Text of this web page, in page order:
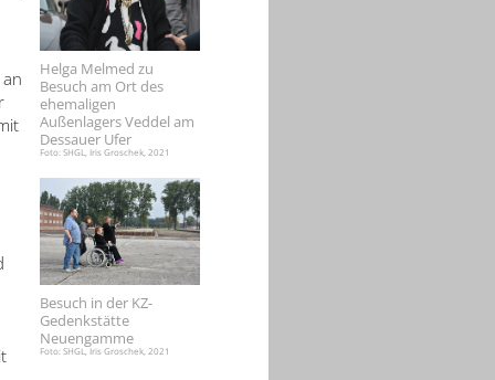
Helga Melmed zu
Besuch am Ort des
ehemaligen
Außenlagers Veddel am
Dessauer Ufer
Foto: SHGL, Iris Groschek, 2021
Besuch in der KZ-
Gedenkstätte
Neuengamme
Foto: SHGL, Iris Groschek, 2021